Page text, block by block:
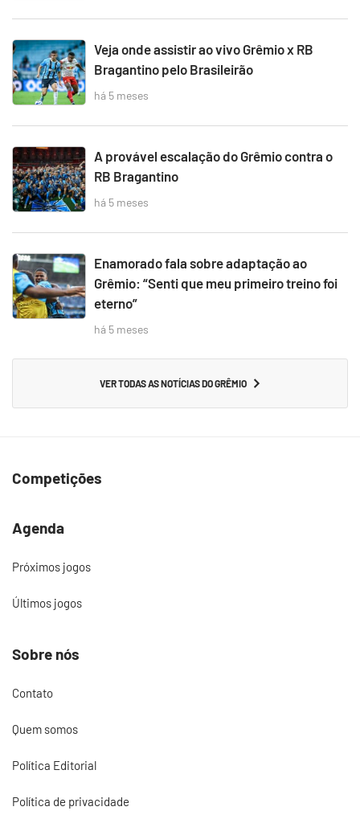
Veja onde assistir ao vivo Grêmio x RB
Bragantino pelo Brasileirão
há 5 meses
A provável escalação do Grêmio contra o
RB Bragantino
há 5 meses
Enamorado fala sobre adaptação ao
Grêmio: “Senti que meu primeiro treino foi
eterno”
há 5 meses
VER TODAS AS NOTÍCIAS DO GRÊMIO
Competições
Agenda
Próximos jogos
Últimos jogos
Sobre nós
Contato
Quem somos
Política Editorial
Política de privacidade